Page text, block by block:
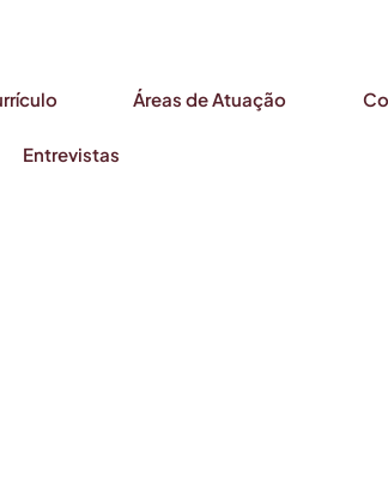
Áreas de Atuação
Entrevistas